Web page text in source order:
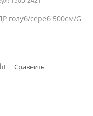
голуб/сереб 500см/G
Сравнить